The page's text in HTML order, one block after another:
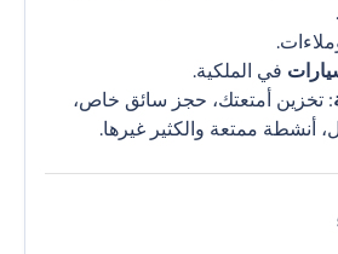
في الملكية.
: تخزين أمتعتك، حجز سائق خاص،
أنشطة ممتعة والكثير غيرها.